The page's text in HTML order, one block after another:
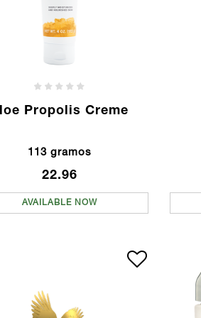
Propolis Creme
113 gramos
22.96
AVAILABLE NOW